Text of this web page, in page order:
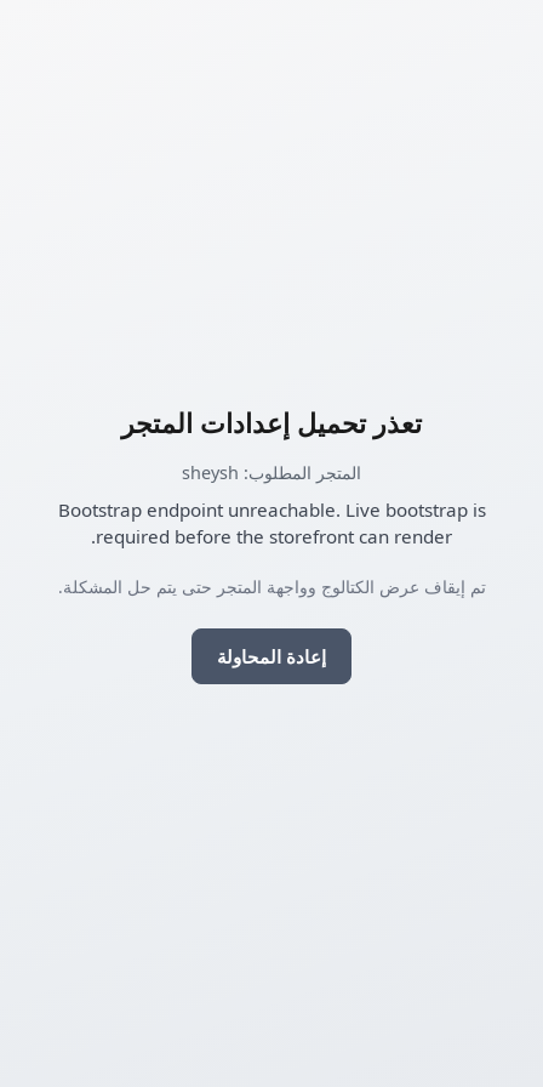
تعذر تحميل إعدادات المتجر
المتجر المطلوب: sheysh
Bootstrap endpoint unreachable. Live bootstrap is
required before the storefront can render.
تم إيقاف عرض الكتالوج وواجهة المتجر حتى يتم حل المشكلة.
إعادة المحاولة